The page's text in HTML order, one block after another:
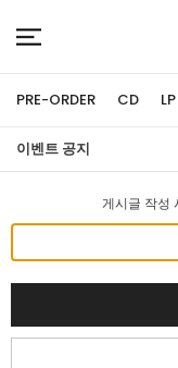
PRE-ORDER CD LP
이벤트 공지
게시글 작성